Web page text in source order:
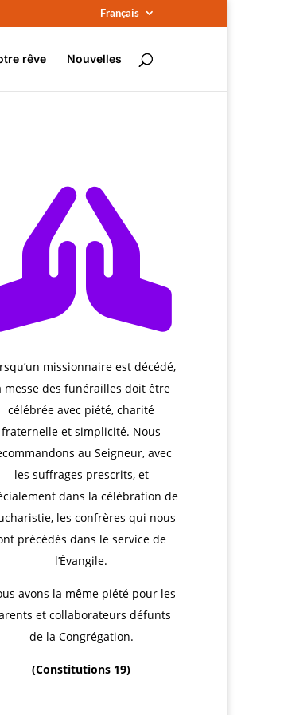
Français
rêve Nouvelles
missionnaire est décédé,
messe des funérailles doit être
célébrée avec piété, charité
fraternelle et simplicité. Nous
au Seigneur, avec
les suffrages prescrits, et
dans la célébration de
les confrères qui nous
précédés dans le service de
l’Évangile.
avons la même piété pour les
et collaborateurs défunts
de la Congrégation.
(Constitutions 19)